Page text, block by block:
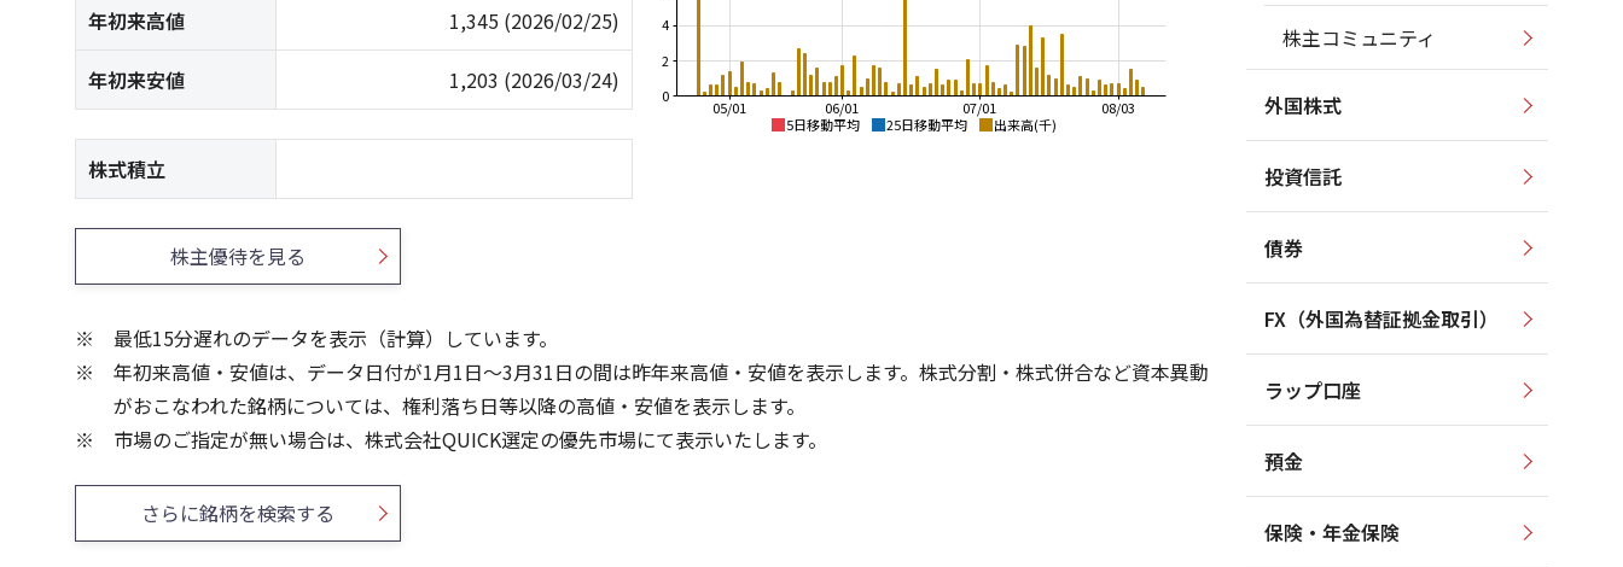
年初来高値 1,345 (2026/02/25)
年初来安値 1,203 (2026/03/24)
株式積立
5日移動平均 25日移動平均 出来高(千)
08/03
07/01
06/01
05/01
0
2
4
6
8
10
株主優待を見る
最低15分遅れのデータを表示（計算）しています。
年初来高値・安値は、データ日付が1月1日～3月31日の間は昨年来高値・安値を表示します。株式分割・株式併合など資本異動
がおこなわれた銘柄については、権利落ち日等以降の高値・安値を表示します。
市場のご指定が無い場合は、株式会社QUICK選定の優先市場にて表示いたします。
さらに銘柄を検索する
株主コミュニティ
外国株式
投資信託
債券
FX（外国為替証拠金取引）
ラップ口座
預金
保険・年金保険